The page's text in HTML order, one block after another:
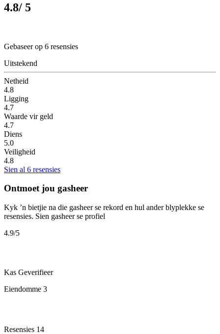
4.8/ 5
Gebaseer op 6 resensies
Uitstekend
Netheid
4.8
Ligging
4.7
Waarde vir geld
4.7
Diens
5.0
Veiligheid
4.8
Sien al 6 resensies
Ontmoet jou gasheer
Kyk ’n bietjie na die gasheer se rekord en hul ander blyplekke se
resensies. Sien gasheer se profiel
4.9/5
Kas Geverifieer
Eiendomme 3
Resensies 14